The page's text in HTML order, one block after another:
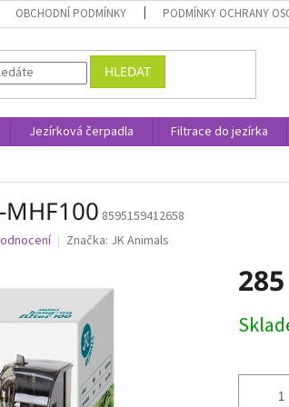
OBCHODNÍ PODMÍNKY PODMÍNKY OCHRANY
HLEDAT
Jezírková čerpadla Filtrace do jezírka
8595159412658
Značka: JK Animals
cena: